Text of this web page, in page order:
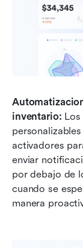
inventario: Los
activadores
enviar
por debajo de
cuando se
manera